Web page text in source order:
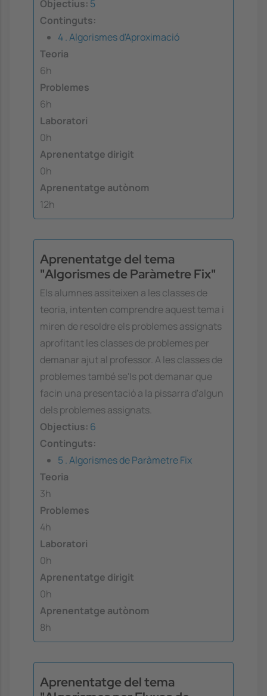
Objectius: 5
Continguts:
4 . Algorismes d'Aproximació
Teoria
6h
Problemes
6h
Laboratori
0h
Aprenentatge dirigit
0h
Aprenentatge autònom
12h
Aprenentatge del tema
"Algorismes de Paràmetre Fix"
Els alumnes assiteixen a les classes de
teoria, intenten comprendre aquest tema i
miren de resoldre els problemes assignats
aprofitant les classes de problemes per
demanar ajut al professor. A les classes de
problemes també se'ls pot demanar que
facin una presentació a la pissarra d'algun
dels problemes assignats.
Objectius: 6
Continguts:
5 . Algorismes de Paràmetre Fix
Teoria
3h
Problemes
4h
Laboratori
0h
Aprenentatge dirigit
0h
Aprenentatge autònom
8h
Aprenentatge del tema